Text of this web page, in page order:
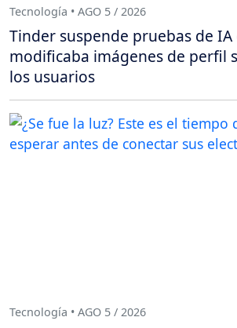
Tecnología • AGO 5 / 2026
Tinder suspende pruebas de IA
modificaba imágenes de perfil
los usuarios
Tecnología • AGO 5 / 2026